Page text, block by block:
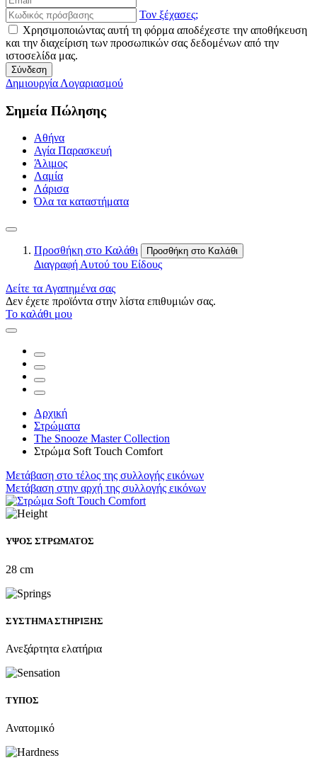
Τον ξέχασες;
Χρησιμοποιώντας αυτή τη φόρμα αποδέχεστε την αποθήκευση
και την διαχείριση των προσωπικών σας δεδομένων από την
ιστοσελίδα μας.
Σύνδεση
Δημιουργία Λογαριασμού
Σημεία Πώλησης
Αθήνα
Αγία Παρασκευή
Άλιμος
Λαμία
Λάρισα
Όλα τα καταστήματα
Προσθήκη στο Καλάθι Προσθήκη στο Καλάθι
Διαγραφή Αυτού του Είδους
Δείτε τα Αγαπημένα σας
Δεν έχετε προϊόντα στην λίστα επιθυμιών σας.
Το καλάθι μου
Αρχική
Στρώματα
The Snooze Master Collection
Στρώμα Soft Touch Comfort
Μετάβαση στο τέλος της συλλογής εικόνων
Μετάβαση στην αρχή της συλλογής εικόνων
ΥΨΟΣ ΣΤΡΩΜΑΤΟΣ
28 cm
ΣΥΣΤΗΜΑ ΣΤΗΡΙΞΗΣ
Ανεξάρτητα ελατήρια
ΤΥΠΟΣ
Ανατομικό